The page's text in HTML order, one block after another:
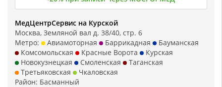
МедЦентрСервис на Курской
Москва, Земляной вал д. 38/40, стр. 6
Метро:
Авиамоторная Баррикадная
Бауманская
Комсомольская
Красные Ворота
Курская
Новокузнецкая
Смоленская
Таганская
Третьяковская
Чкаловская
Район: Басманный